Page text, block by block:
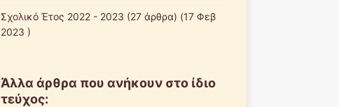
Σχολικό Έτος 2022 - 2023 (27 άρθρα) (17 Φεβ
2023 )
Άλλα άρθρα που ανήκουν στο ίδιο
τεύχος: